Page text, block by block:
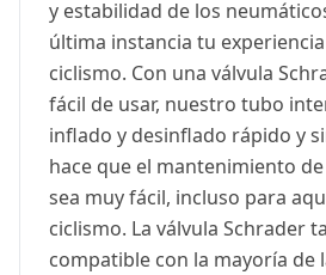
y estabilidad de los
última instancia tu
ciclismo. Con una válvula
fácil de usar, nuestro tubo
inflado y desinflado rápido y
hace que el mantenimiento
sea muy fácil, incluso para
ciclismo. La válvula Schrader
compatible con la mayoría de